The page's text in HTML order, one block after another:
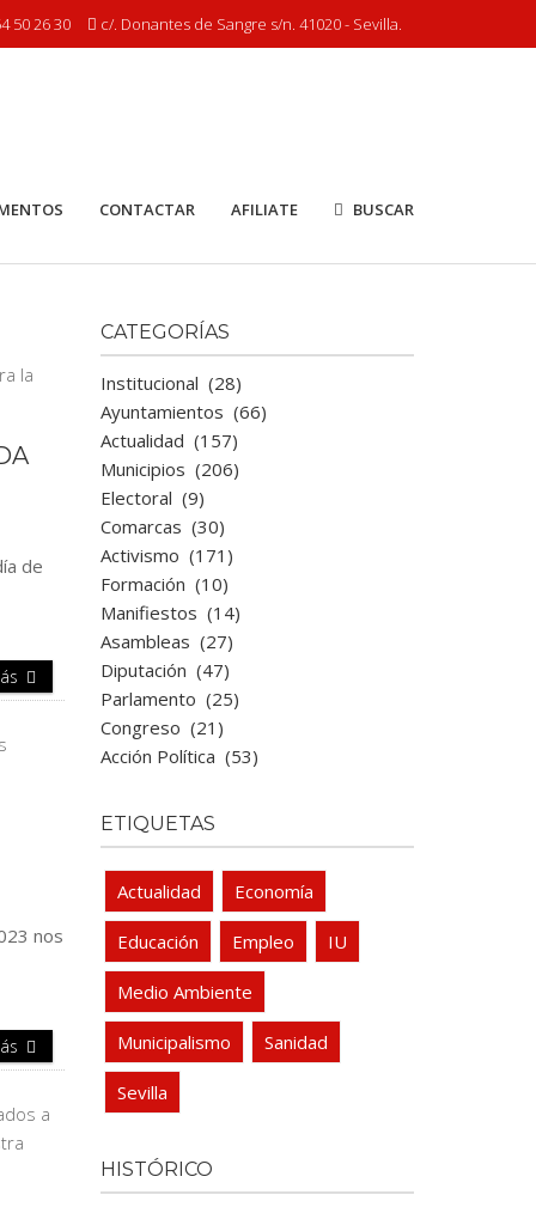
50 26 30 c/. Donantes de Sangre s/n. 41020 - Sevilla.
CONTACTAR AFILIATE BUSCAR
de
nos
CATEGORÍAS
Institucional (28)
Ayuntamientos (66)
Actualidad (157)
Municipios (206)
Electoral (9)
Comarcas (30)
Activismo (171)
Formación (10)
Manifiestos (14)
Asambleas (27)
Diputación (47)
Parlamento (25)
Congreso (21)
Acción Política (53)
ETIQUETAS
Actualidad Economía
Educación Empleo IU
Medio Ambiente
Municipalismo Sanidad
Sevilla
HISTÓRICO